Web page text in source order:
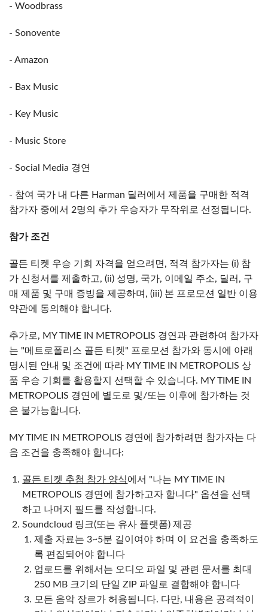
- Woodbrass
- Sonovente
- Amazon
- Bax Music
- Key Music
- Music Store
- Social Media 경연
- 참여 국가 내 다른 Harman 딜러에서 제품을 구매한 적격
참가자 중에서 2명의 추가 우승자가 무작위로 선정됩니다.
참가 조건
골든 티켓 우승 기회 자격을 얻으려면, 적격 참가자는 (i) 참
가 신청서를 제출하고, (ii) 성명, 국가, 이메일 주소, 딜러, 구
매 제품 및 구매 증빙을 제공하며, (iii) 본 프로모션 일반 이용
약관에 동의해야 합니다.
추가로, MY TIME IN METROPOLIS 경연과 관련하여 참가자
는 "메트로폴리스 골든 티켓" 프로모션 참가와 동시에 아래
명시된 안내 및 조건에 따라 MY TIME IN METROPOLIS 상
품 우승 기회를 활용할지 선택할 수 있습니다. MY TIME IN
METROPOLIS 경연에 별도로 및/또는 이후에 참가하는 것
은 불가능합니다.
MY TIME IN METROPOLIS 경연에 참가하려면 참가자는 다
음 조건을 충족해야 합니다:
골든 티켓 추첨 참가 양식에서 "나는 MY TIME IN
METROPOLIS 경연에 참가하고자 합니다" 옵션을 선택
하고 나머지 필드를 작성합니다.
Soundcloud 링크(또는 유사 플랫폼) 제공
제출 자료는 3~5분 길이여야 하며 이 요건을 충족하도
록 편집되어야 합니다
업로드를 위해서는 오디오 파일 및 관련 문서를 최대
250 MB 크기의 단일 ZIP 파일로 결합해야 합니다
모든 음악 장르가 허용됩니다. 다만, 내용은 공격적이